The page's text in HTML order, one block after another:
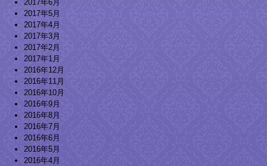
2017年6月
2017年5月
2017年4月
2017年3月
2017年2月
2017年1月
2016年12月
2016年11月
2016年10月
2016年9月
2016年8月
2016年7月
2016年6月
2016年5月
2016年4月